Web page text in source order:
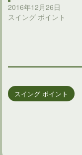
2016年12月26日
スイング ポイント
スイング ポイント